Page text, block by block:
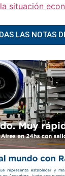
situación
LAS NOTAS